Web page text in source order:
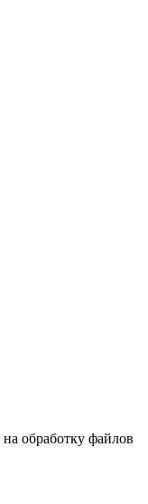
обработку файлов